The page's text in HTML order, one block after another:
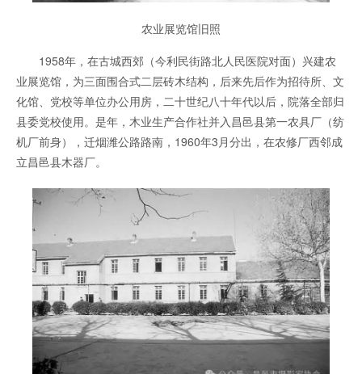
农业展览馆旧照
1958年，在古城西郊（今利民街路北人民医院对面）兴建农
业展览馆，为三面围合式二层砖木结构，后来先后作为招待所、文
化馆、党校等单位办公用房，二十世纪八十年代以后，院落全部归
县委党校使用。是年，木业生产合作社并入昌邑县第一农具厂（纺
机厂前身），迁烟潍公路路南，1960年3月分出，在农修厂西邻成
立昌邑县木器厂。